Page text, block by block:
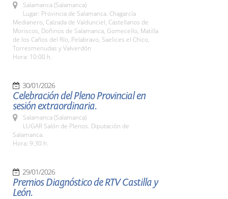
Salamanca (Salamanca)
Lugar: Provincia de Salamanca. Chagarcía
Medianero, Calzada de Valdunciel, Castellanos de
Moriscos, Doñinos de Salamanca, Gomecello, Matilla
de los Caños del Río, Pelabravo, Saelices el Chico,
Torresmenudas y Valverdón
Hora: 10:00 h.
30/01/2026
Celebración del Pleno Provincial en
sesión extraordinaria.
Salamanca (Salamanca)
LUGAR Salón de Plenos. Diputación de
Salamanca.
Hora: 9:30 h.
29/01/2026
Premios Diagnóstico de RTV Castilla y
León.